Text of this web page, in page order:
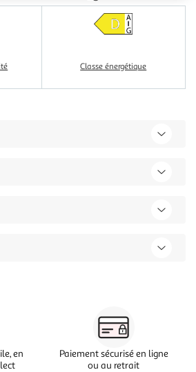
Classe énergétique
en
Paiement sécurisé en ligne
ou au retrait